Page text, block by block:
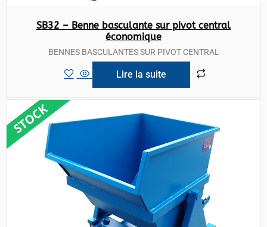
SB32 – Benne basculante sur pivot central
économique
BENNES BASCULANTES SUR PIVOT CENTRAL
Lire la suite